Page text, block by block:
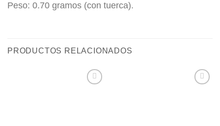
Peso: 0.70 gramos (con tuerca).
PRODUCTOS RELACIONADOS